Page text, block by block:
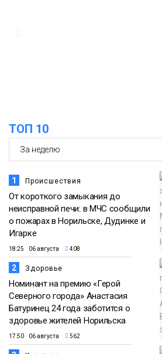
ТОП 10
1 Происшествия
От короткого замыкания до
неисправной печи: в МЧС сообщили
о пожарах в Норильске, Дудинке и
Игарке
18:25 06 августа 408
2 Здоровье
Номинант на премию «Герой
Северного города» Анастасия
Батуринец 24 года заботится о
здоровье жителей Норильска
17:50 06 августа 562